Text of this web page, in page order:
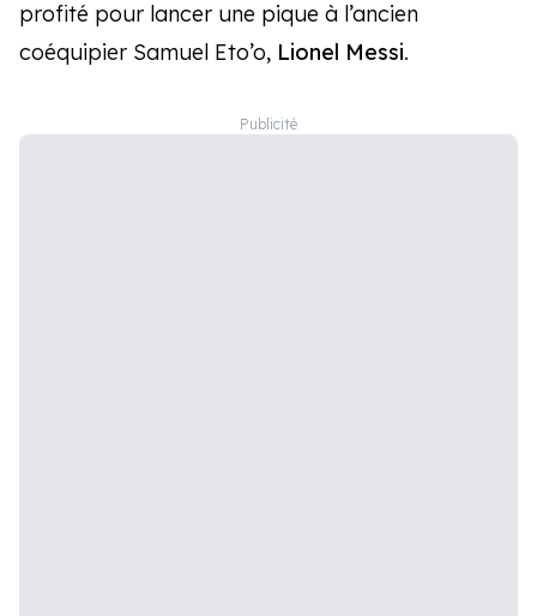
profité pour lancer une pique à l’ancien
coéquipier Samuel Eto’o, Lionel Messi.